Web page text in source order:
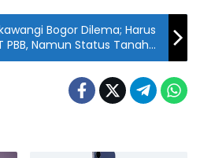
Bogor Dilema; Harus
PBB, Namun Status Tanah
Hutan oleh Kemenhut